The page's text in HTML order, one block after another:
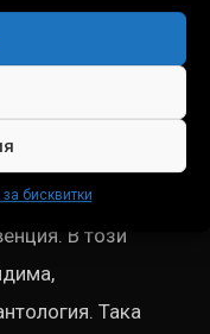
бисквитки
със
за
на
фатални по
В този
Така